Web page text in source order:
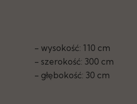
- wysokość: 110 cm
- szerokość: 300 cm
- głębokość: 30 cm